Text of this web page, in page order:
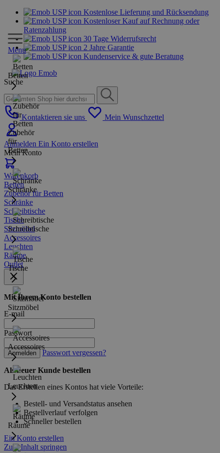
Kostenlose Lieferung und Rücksendung
Kostenloser Kauf auf Rechnung oder
Ratenzahlung
30 Tage Widerrufsrecht
2 Jahre Garantie
Kundenservice & gute Beratung
Suche
Kontaktieren sie uns Mein Wunschzettel
Anmelden Ein Konto erstellen
Mein Konto
Warenkorb
Menu
Betten
Zubehör
für
Betten
Schränke
Schreibtische
Tische
Sitzmöbel
Accessoires
Leuchten
Räume
Betten
Zubehör für Betten
Schränke
Schreibtische
Tische
Sitzmöbel
Accessoires
Leuchten
Räume
Outlet
Mit Ihrem Konto bestellen
E-mail
Passwort
Anmelden Passwort vergessen?
Als neuer Kunde bestellen
Das Erstellen eines Kontos hat viele Vorteile:
Bestell- und Versandstatus ansehen
Bestellverlauf verfolgen
Schneller bestellen
Ein Konto erstellen
Zum Inhalt springen